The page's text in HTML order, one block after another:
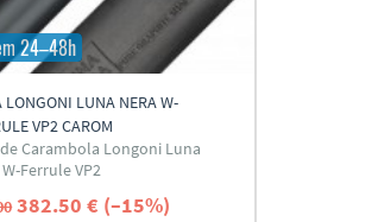
24–48h
LONGONI LUNA NERA W-
VP2 CAROM
Carambola Longoni Luna
Ferrule VP2
382.50 € (–15%)